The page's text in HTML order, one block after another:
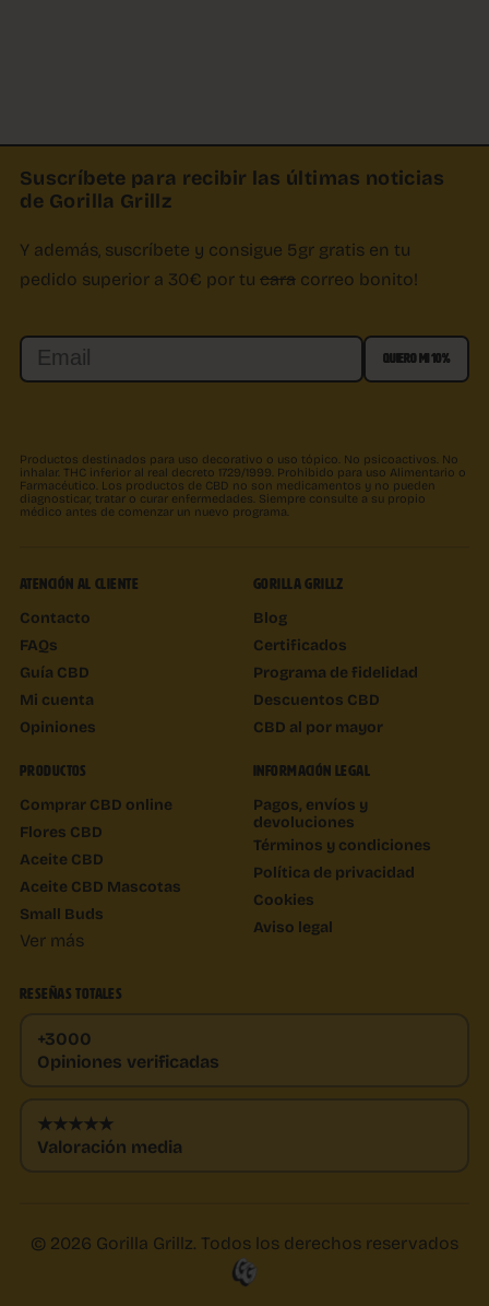
Suscríbete para recibir las últimas noticias
de Gorilla Grillz
Y además, suscríbete y consigue 5gr gratis en tu
pedido superior a 30€ por tu cara correo bonito!
Email QUIERO MI 10%
Productos destinados para uso decorativo o uso tópico. No psicoactivos. No
inhalar. THC inferior al real decreto 1729/1999. Prohibido para uso Alimentario o
Farmacéutico. Los productos de CBD no son medicamentos y no pueden
diagnosticar, tratar o curar enfermedades. Siempre consulte a su propio
médico antes de comenzar un nuevo programa.
ATENCIÓN AL CLIENTE
Contacto
FAQs
Guía CBD
Mi cuenta
Opiniones
GORILLA GRILLZ
Blog
Certificados
Programa de fidelidad
Descuentos CBD
CBD al por mayor
PRODUCTOS
Comprar CBD online
Flores CBD
Aceite CBD
Aceite CBD Mascotas
Small Buds
Ver más
INFORMACIÓN LEGAL
Pagos, envíos y
devoluciones
Términos y condiciones
Política de privacidad
Cookies
Aviso legal
RESEÑAS TOTALES
+3000
Opiniones verificadas
★★★★★
Valoración media
© 2026 Gorilla Grillz. Todos los derechos reservados